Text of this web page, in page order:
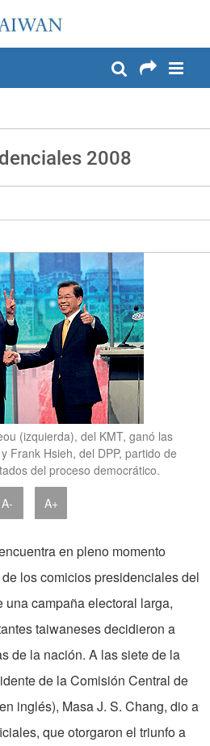
2008
(izquierda), del KMT, ganó las
Frank Hsieh, del DPP, partido de
del proceso democrático.
A- A+
en pleno momento
los comicios presidenciales del
campaña electoral larga,
taiwaneses decidieron a
de la nación. A las siete de la
de la Comisión Central de
inglés), Masa J. S. Chang, dio a
que otorgaron el triunfo a